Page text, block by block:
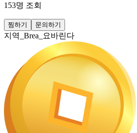
153명 조회
찜하기 문의하기
지역_Brea_요바린다